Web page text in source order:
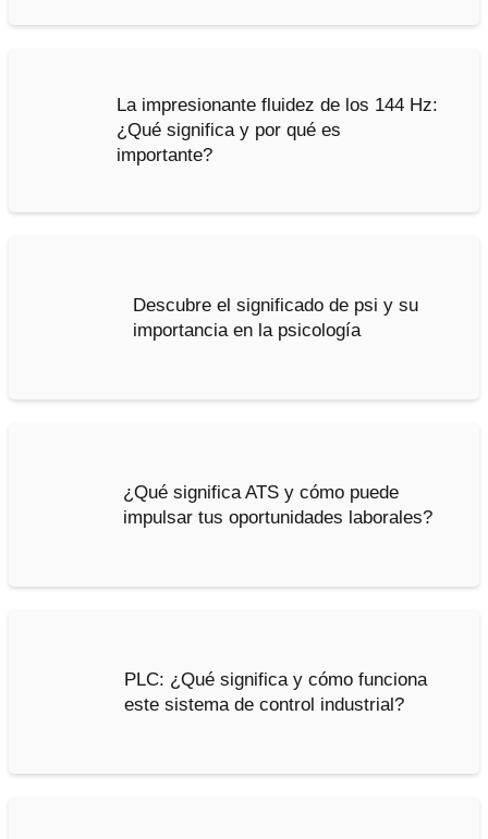
La impresionante fluidez de los 144 Hz:
¿Qué significa y por qué es
importante?
Descubre el significado de psi y su
importancia en la psicología
¿Qué significa ATS y cómo puede
impulsar tus oportunidades laborales?
PLC: ¿Qué significa y cómo funciona
este sistema de control industrial?